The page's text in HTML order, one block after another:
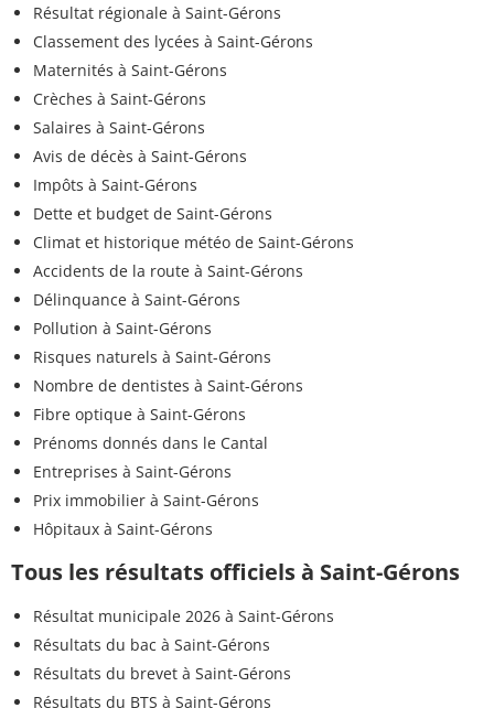
Résultat régionale à Saint-Gérons
Classement des lycées à Saint-Gérons
Maternités à Saint-Gérons
Crèches à Saint-Gérons
Salaires à Saint-Gérons
Avis de décès à Saint-Gérons
Impôts à Saint-Gérons
Dette et budget de Saint-Gérons
Climat et historique météo de Saint-Gérons
Accidents de la route à Saint-Gérons
Délinquance à Saint-Gérons
Pollution à Saint-Gérons
Risques naturels à Saint-Gérons
Nombre de dentistes à Saint-Gérons
Fibre optique à Saint-Gérons
Prénoms donnés dans le Cantal
Entreprises à Saint-Gérons
Prix immobilier à Saint-Gérons
Hôpitaux à Saint-Gérons
Tous les résultats officiels à Saint-Gérons
Résultat municipale 2026 à Saint-Gérons
Résultats du bac à Saint-Gérons
Résultats du brevet à Saint-Gérons
Résultats du BTS à Saint-Gérons